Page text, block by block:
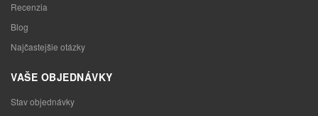
Recenzia
Blog
Najčastejšie otázky
VAŠE OBJEDNÁVKY
Stav objednávky